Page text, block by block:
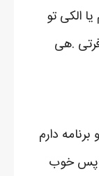
الکی تو
.هی
دارم
. پس خوب